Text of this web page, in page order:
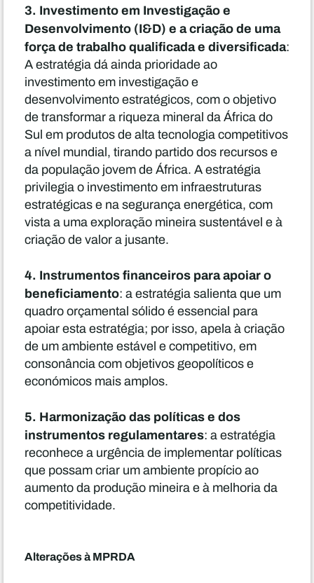
3. Investimento em Investigação e
Desenvolvimento (I&D) e a criação de uma
força de trabalho qualificada e diversificada:
A estratégia dá ainda prioridade ao
investimento em investigação e
desenvolvimento estratégicos, com o objetivo
de transformar a riqueza mineral da África do
Sul em produtos de alta tecnologia competitivos
a nível mundial, tirando partido dos recursos e
da população jovem de África. A estratégia
privilegia o investimento em infraestruturas
estratégicas e na segurança energética, com
vista a uma exploração mineira sustentável e à
criação de valor a jusante.
4. Instrumentos financeiros para apoiar o
beneficiamento: a estratégia salienta que um
quadro orçamental sólido é essencial para
apoiar esta estratégia; por isso, apela à criação
de um ambiente estável e competitivo, em
consonância com objetivos geopolíticos e
económicos mais amplos.
5. Harmonização das políticas e dos
instrumentos regulamentares: a estratégia
reconhece a urgência de implementar políticas
que possam criar um ambiente propício ao
aumento da produção mineira e à melhoria da
competitividade.
Alterações à MPRDA